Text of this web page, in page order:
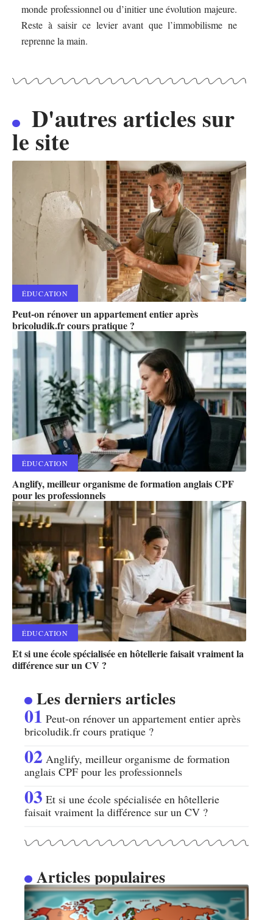
monde professionnel ou d’initier une évolution majeure.
Reste à saisir ce levier avant que l’immobilisme ne
reprenne la main.
D'autres articles sur
le site
ÉDUCATION
Peut-on rénover un appartement entier après
bricoludik.fr cours pratique ?
ÉDUCATION
Anglify, meilleur organisme de formation anglais CPF
pour les professionnels
ÉDUCATION
Et si une école spécialisée en hôtellerie faisait vraiment la
différence sur un CV ?
Les derniers articles
Peut-on rénover un appartement entier après
bricoludik.fr cours pratique ?
Anglify, meilleur organisme de formation
anglais CPF pour les professionnels
Et si une école spécialisée en hôtellerie
faisait vraiment la différence sur un CV ?
Articles populaires